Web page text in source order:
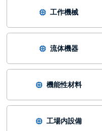
工作機械
流体機器
機能性材料
工場内設備